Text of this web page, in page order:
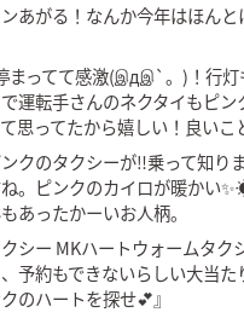
あがる！なんか今年はほんと
まってて感激(இдஇ`。)！行灯
運転手さんのネクタイもピ
思ってたから嬉しい！良い
クのタクシーが‼️乗って知りま
。ピンクのカイロが暖かい
あったかーいお人柄。
シー MKハートウォームタク
予約もできないらしい大当た
のハートを探せ💕』